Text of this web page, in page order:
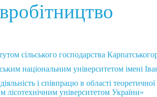
сільського господарства
національним університетом імені
і співпрацю в області
університетом України»